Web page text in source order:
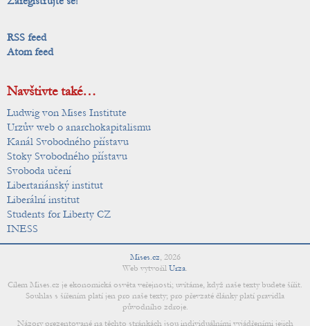
RSS feed
Atom feed
Navštivte také…
Ludwig von Mises Institute
Urzův web o anarchokapitalismu
Kanál Svobodného přístavu
Stoky Svobodného přístavu
Svoboda učení
Libertariánský institut
Liberální institut
Students for Liberty CZ
INESS
Mises.cz, 2026
Web vytvořil Urza.
Cílem Mises.cz je ekonomická osvěta veřejnosti; uvítáme, když naše texty budete šířit.
Souhlas s šířením platí jen pro naše texty; pro převzaté články platí pravidla
původního zdroje.
Názory prezentované na těchto stránkách jsou individuálními vyjádřeními jejich